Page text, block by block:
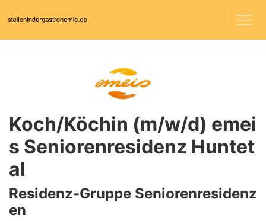
Koch/Köchin (m/w/d) emei
s Seniorenresidenz Huntet
al
Residenz-Gruppe Seniorenresidenz
en